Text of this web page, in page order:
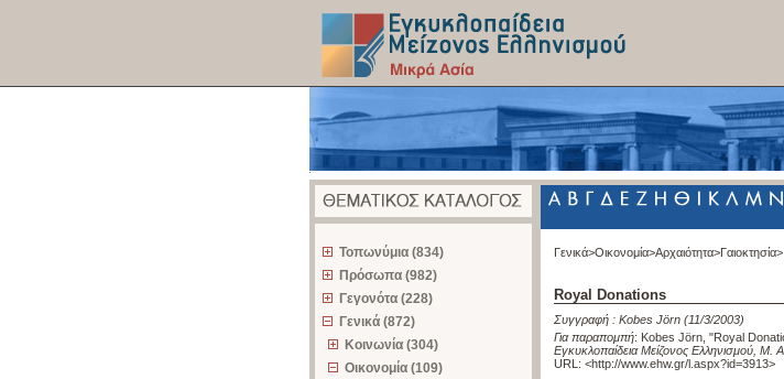
Τοπωνύμια (834)
Πρόσωπα (982)
Γεγονότα (228)
Γενικά (872)
Κοινωνία (304)
Οικονομία (109)
Γενικά>Οικονομία>Αρχαιότητα>Γαιοκτησία>
Royal Donations
Συγγραφή : Kobes Jörn (11/3/2003)
Για παραπομπή: Kobes Jörn, "Royal
Εγκυκλοπαίδεια Μείζονος Ελληνισμού, Μ.
URL: <http://www.ehw.gr/l.aspx?id=3913>